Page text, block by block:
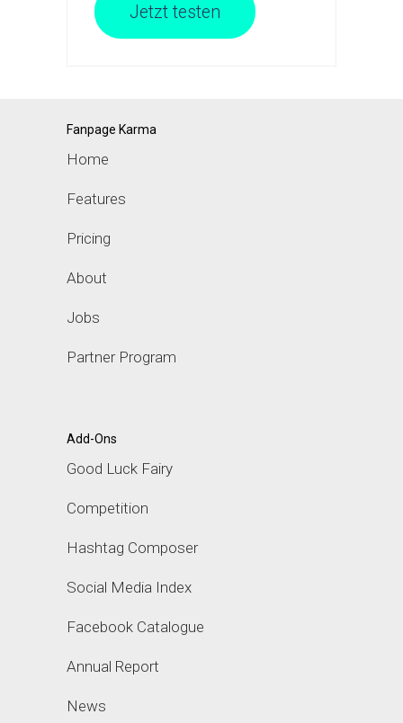
Jetzt testen
Fanpage Karma
Home
Features
Pricing
About
Jobs
Partner Program
Add-Ons
Good Luck Fairy
Competition
Hashtag Composer
Social Media Index
Facebook Catalogue
Annual Report
News